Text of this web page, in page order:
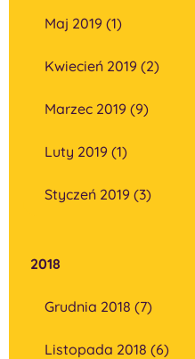
Maj 2019 (1)
Kwiecień 2019 (2)
Marzec 2019 (9)
Luty 2019 (1)
Styczeń 2019 (3)
2018
Grudnia 2018 (7)
Listopada 2018 (6)